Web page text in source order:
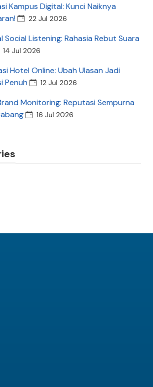
Kampus Digital: Kunci Naiknya
22 Jul 2026
Social Listening: Rahasia Rebut Suara
14 Jul 2026
Hotel Online: Ubah Ulasan Jadi
Penuh
12 Jul 2026
Monitoring: Reputasi Sempurna
16 Jul 2026